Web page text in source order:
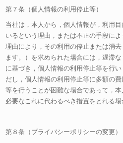
第７条（個人情報の利用停止等）
当社は，本人から，個人情報が，利用
いるという理由，または不正の手段に
理由により，その利用の停止または消
ます。）を求められた場合には，遅滞
に基づき，個人情報の利用停止等を行
だし，個人情報の利用停止等に多額の
等を行うことが困難な場合であって，
必要なこれに代わるべき措置をとれる場
第８条（プライバシーポリシーの変更）